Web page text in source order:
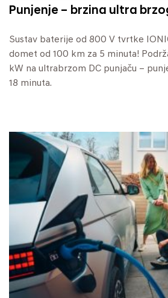
Punjenje – brzina ultra
Sustav baterije od 800 V tvrtke
domet od 100 km za 5 minuta!
kW na ultrabrzom DC punjaču –
18 minuta.